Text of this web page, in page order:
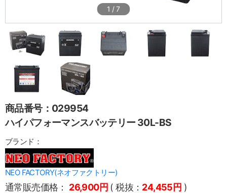
1 /7
商品番号：029954
ハイパフォーマンスバッテリー 30L-BS
ブランド：
NEO FACTORY(ネオファクトリー)
通常販売価格： 26,900円 ( 税抜： 24,455円 )